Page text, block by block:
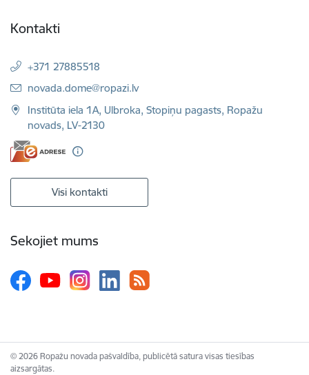
Kontakti
+371 27885518
E-pasts:
novada.dome@ropazi.lv
Institūta iela 1A, Ulbroka, Stopiņu pagasts, Ropažu
novads, LV-2130
Visi kontakti
Sekojiet mums
© 2026 Ropažu novada pašvaldība, publicētā satura visas tiesības
aizsargātas.